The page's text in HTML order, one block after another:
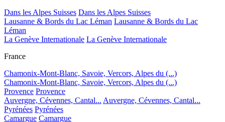
Dans les Alpes Suisses Dans les Alpes Suisses
Lausanne & Bords du Lac Léman Lausanne & Bords du Lac
Léman
La Genève Internationale La Genève Internationale
France
Chamonix-Mont-Blanc, Savoie, Vercors, Alpes du (...)
Chamonix-Mont-Blanc, Savoie, Vercors, Alpes du (...)
Provence Provence
Auvergne, Cévennes, Cantal... Auvergne, Cévennes, Cantal...
Pyrénées Pyrénées
Camargue Camargue